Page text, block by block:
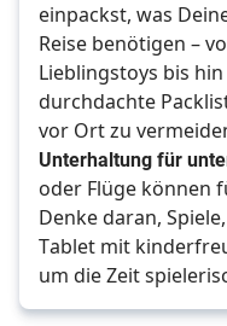
einpackst, was
Reise benötigen –
Lieblingstoys bis
durchdachte
vor Ort zu
Unterhaltung für
oder Flüge können
Denke daran,
Tablet mit
um die Zeit